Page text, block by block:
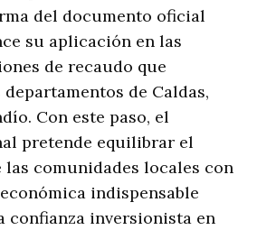
del documento oficial
su aplicación en las
de recaudo que
de Caldas,
. Con este paso, el
pretende equilibrar el
comunidades locales con
indispensable
confianza inversionista en